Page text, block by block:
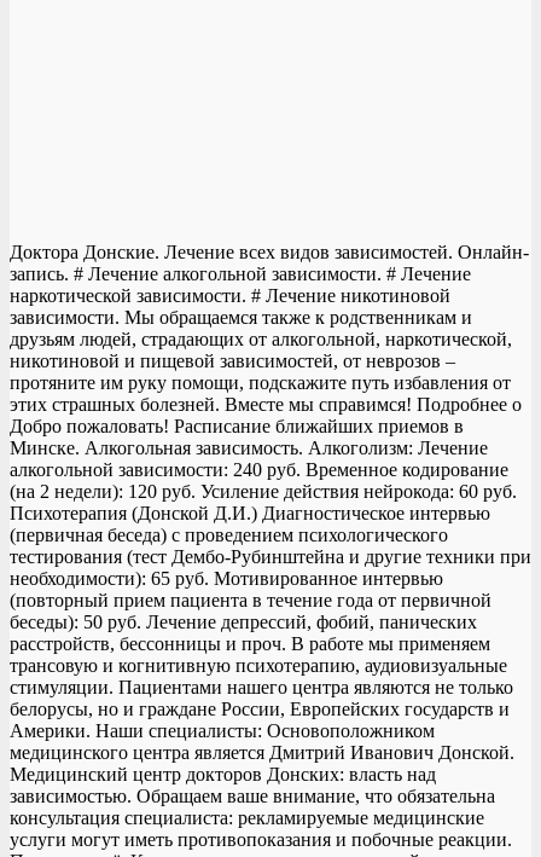
Доктора Донские. Лечение всех видов зависимостей. Онлайн-
запись. # Лечение алкогольной зависимости. # Лечение
наркотической зависимости. # Лечение никотиновой
зависимости. Мы обращаемся также к родственникам и
друзьям людей, страдающих от алкогольной, наркотической,
никотиновой и пищевой зависимостей, от неврозов –
протяните им руку помощи, подскажите путь избавления от
этих страшных болезней. Вместе мы справимся! Подробнее о
Добро пожаловать! Расписание ближайших приемов в
Минске. Алкогольная зависимость. Алкоголизм: Лечение
алкогольной зависимости: 240 руб. Временное кодирование
(на 2 недели): 120 руб. Усиление действия нейрокода: 60 руб.
Психотерапия (Донской Д.И.) Диагностическое интервью
(первичная беседа) с проведением психологического
тестирования (тест Дембо-Рубинштейна и другие техники при
необходимости): 65 руб. Мотивированное интервью
(повторный прием пациента в течение года от первичной
беседы): 50 руб. Лечение депрессий, фобий, панических
расстройств, бессонницы и проч. В работе мы применяем
трансовую и когнитивную психотерапию, аудиовизуальные
стимуляции. Пациентами нашего центра являются не только
белорусы, но и граждане России, Европейских государств и
Америки. Наши специалисты: Основоположником
медицинского центра является Дмитрий Иванович Донской.
Медицинский центр докторов Донских: власть над
зависимостью. Обращаем ваше внимание, что обязательна
консультация специалиста: рекламируемые медицинские
услуги могут иметь противопоказания и побочные реакции.